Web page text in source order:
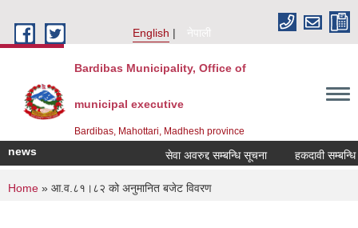
English
नेपाली
Bardibas Municipality, Office of
municipal executive
Bardibas, Mahottari, Madhesh province
news सेवा अवरुद्द सम्बन्धि सूचना हकदावी सम्बन्धि
You are here
Home » आ.व.८१।८२ को अनुमानित बजेट विवरण